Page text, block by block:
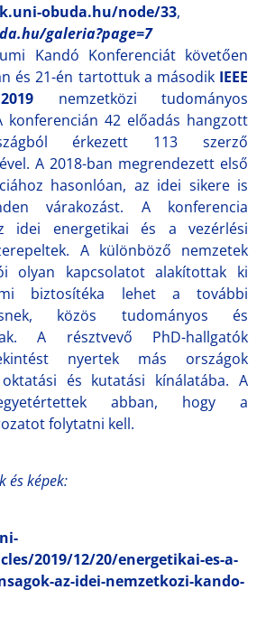
obuda.hu/node/33,
galeria?page=7
Kandó Konferenciát követően
és 21-én tartottuk a második IEEE
nemzetközi tudományos
konferencián 42 előadás hangzott
érkezett 113 szerző
A 2018-ban megrendezett első
hasonlóan, az idei sikere is
várakozást. A konferencia
idei energetikai és a vezérlési
A különböző nemzetek
olyan kapcsolatot alakítottak ki
biztosítéka lehet a további
közös tudományos és
A résztvevő PhD-hallgatók
nyertek más országok
oktatási és kutatási kínálatába. A
abban, hogy a
folytatni kell.
és képek:
2019/12/20/energetikai-es-a-
az-idei-nemzetkozi-kando-